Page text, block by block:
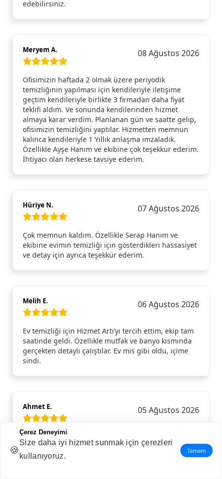
edebilirsiniz.
Meryem A. 08 Ağustos 2026
Ofisimizin haftada 2 olmak üzere periyodik
temizliğinin yapılması için kendileriyle iletişime
geçtim kendileriyle birlikte 3 firmadan daha fiyat
teklifi aldım. Ve sonunda kendilerinden hizmet
almaya karar verdim. Planlanan gün ve saatte gelip,
ofisimizin temizliğini yaptılar. Hizmetten memnun
kalınca kendileriyle 1 Yıllık anlaşma imzaladık.
Özellikle Ayşe Hanım ve ekibine çok teşekkür ederim.
İhtiyacı olan herkese tavsiye ederim.
Hüriye N. 07 Ağustos 2026
Çok memnun kaldım. Özellikle Serap Hanım ve
ekibine evimin temizliği için gösterdikleri hassasiyet
ve detay için ayrıca teşekkür ederim.
Melih E. 06 Ağustos 2026
Ev temizliği için Hizmet Artı’yı tercih ettim, ekip tam
saatinde geldi. Özellikle mutfak ve banyo kısmında
gerçekten detaylı çalıştılar. Ev mis gibi oldu, içime
sindi.
Ahmet E. 05 Ağustos 2026
Evim için detaylı temizlik hizmeti aldım ve açıkçası
bu kadar fark yaratacağını beklemiyordum. Özellikle
mutfak ve banyoda yapılan temizlik gerçekten ince
🍪
Çerez Deneyimi
Size daha iyi hizmet sunmak için çerezleri
kullanıyoruz.
Tamam